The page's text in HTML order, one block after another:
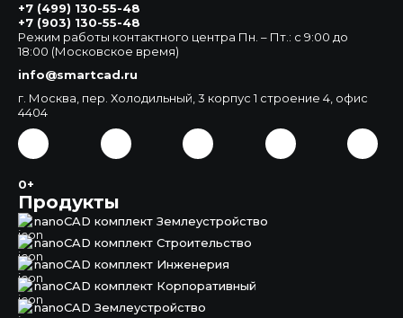
Продукты
nanoCAD комплект Землеустройство
nanoCAD комплект Строительство
nanoCAD комплект Инженерия
nanoCAD комплект Корпоративный
nanoCAD Землеустройство
+7 (499) 130-55-48
+7 (903) 130-55-48
Режим работы контактного центра Пн. – Пт.: с 9:00 до
18:00 (Московское время)
info@smartcad.ru
г. Москва, пер. Холодильный, 3 корпус 1 строение 4, офис
4404
0+